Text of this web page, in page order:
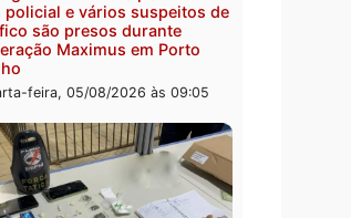
Polícia
Operação Contemplados cumpre
por fraude na falsa oferta de
quarta-feira, 05/08/2026 às 12:22